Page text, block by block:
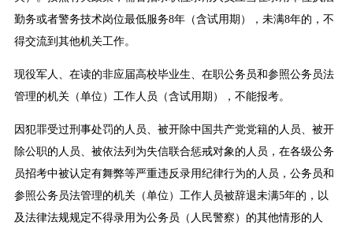
勤务或者警务技术岗位最低服务8年（含试用期），未满8年的，不
得交流到其他机关工作。
现役军人、在读的非应届高校毕业生、在职公务员和参照公务员法
管理的机关（单位）工作人员（含试用期），不能报考。
因犯罪受过刑事处罚的人员、被开除中国共产党党籍的人员、被开
除公职的人员、被依法列为失信联合惩戒对象的人员，在各级公务
员招考中被认定有舞弊等严重违反录用纪律行为的人员，公务员和
参照公务员法管理的机关（单位）工作人员被辞退未满5年的，以
及法律法规规定不得录用为公务员（人民警察）的其他情形的人